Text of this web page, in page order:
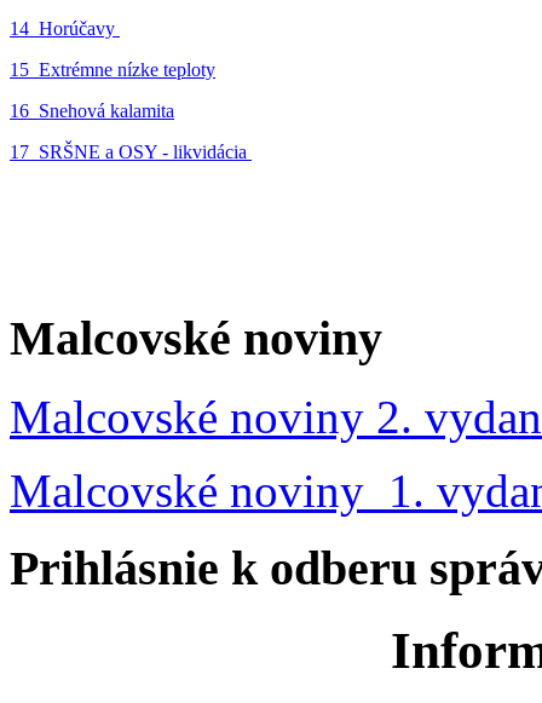
14_Horúčavy
15_Extrémne nízke teploty
16_Snehová kalamita
17_SRŠNE a OSY - likvidácia
Malcovské noviny
Malcovské noviny 2.
Malcovské noviny 1.
Prihlásnie k odberu